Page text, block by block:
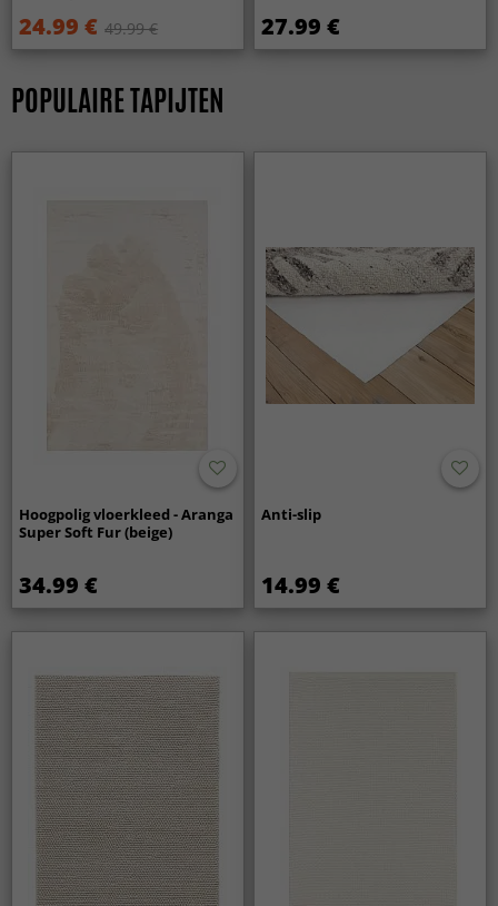
24.99 € 49.99 € 27.99 €
POPULAIRE TAPIJTEN
Hoogpolig vloerkleed - Aranga
Super Soft Fur (beige)
34.99 €
Anti-slip
14.99 €